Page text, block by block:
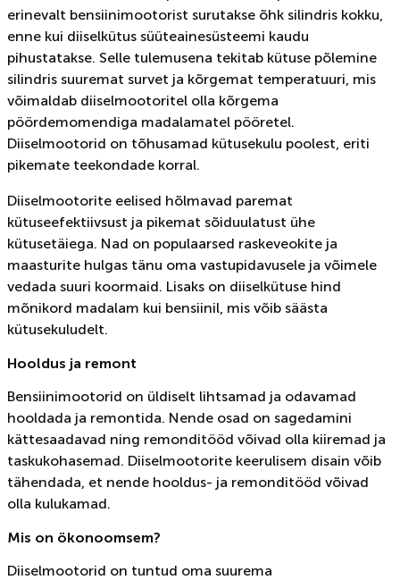
erinevalt bensiinimootorist surutakse õhk silindris kokku,
enne kui diiselkütus süüteainesüsteemi kaudu
pihustatakse. Selle tulemusena tekitab kütuse põlemine
silindris suuremat survet ja kõrgemat temperatuuri, mis
võimaldab diiselmootoritel olla kõrgema
pöördemomendiga madalamatel pööretel.
Diiselmootorid on tõhusamad kütusekulu poolest, eriti
pikemate teekondade korral.
Diiselmootorite eelised hõlmavad paremat
kütuseefektiivsust ja pikemat sõiduulatust ühe
kütusetäiega. Nad on populaarsed raskeveokite ja
maasturite hulgas tänu oma vastupidavusele ja võimele
vedada suuri koormaid. Lisaks on diiselkütuse hind
mõnikord madalam kui bensiinil, mis võib säästa
kütusekuludelt.
Hooldus ja remont
Bensiinimootorid on üldiselt lihtsamad ja odavamad
hooldada ja remontida. Nende osad on sagedamini
kättesaadavad ning remonditööd võivad olla kiiremad ja
taskukohasemad. Diiselmootorite keerulisem disain võib
tähendada, et nende hooldus- ja remonditööd võivad
olla kulukamad.
Mis on ökonoomsem?
Diiselmootorid on tuntud oma suurema